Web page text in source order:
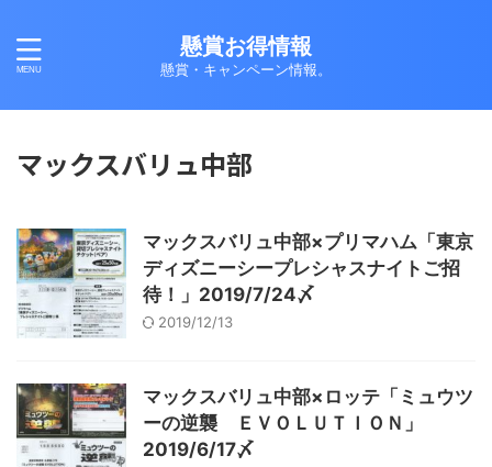
懸賞お得情報
懸賞・キャンペーン情報。
マックスバリュ中部
マックスバリュ中部×プリマハム「東京
ディズニーシープレシャスナイトご招
待！」2019/7/24〆
2019/12/13
マックスバリュ中部×ロッテ「ミュウツ
ーの逆襲 ＥＶＯＬＵＴＩＯＮ」
2019/6/17〆